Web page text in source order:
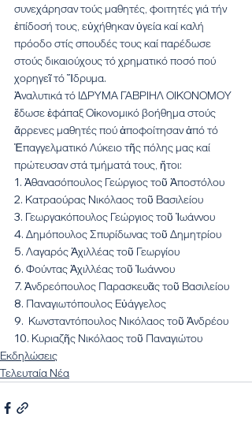
συνεχάρησαν τούς μαθητές, φοιτητές γιά τήν
ἐπίδοσή τους, εὐχήθηκαν ὑγεία καί καλή
πρόοδο στίς σπουδές τους καί παρέδωσε
στούς δικαιούχους τό χρηματικό ποσό πού
χορηγεῖ τό Ἵδρυμα.
Ἀναλυτικά τό ΙΔΡΥΜΑ ΓΑΒΡΙΗΛ ΟΙΚΟΝΟΜΟΥ
ἔδωσε ἐφάπαξ Οἰκονομικό βοήθημα στούς
ἄρρενες μαθητές πού ἀποφοίτησαν ἀπό τό
Ἐπαγγελματικό Λύκειο τῆς πόλης μας καί
πρώτευσαν στά τμήματά τους, ἤτοι:
1. Ἀθανασόπουλος Γεώργιος τοῦ Ἀποστόλου
2. Κατραούρας Νικόλαος τοῦ Βασιλείου
3. Γεωργακόπουλος Γεώργιος τοῦ Ἰωάννου
4. Δημόπουλος Σπυρίδωνας τοῦ Δημητρίου
5. Λαγαρός Ἀχιλλέας τοῦ Γεωργίου
6. Φούντας Ἀχιλλέας τοῦ Ἰωάννου
7. Ἀνδρεόπουλος Παρασκευᾶς τοῦ Βασιλείου
8. Παναγιωτόπουλος Εὐάγγελος
9.  Κωνσταντόπουλος Νικόλαος τοῦ Ἀνδρέου
10. Κυριαζῆς Νικόλαος τοῦ Παναγιώτου
Εκδηλώσεις
Τελευταία Νέα